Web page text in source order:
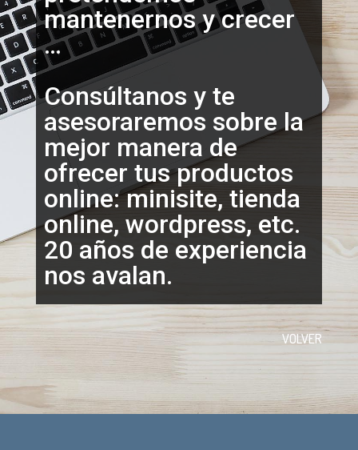
mantenernos y crecer
…
Consúltanos y te
asesoraremos sobre la
mejor manera de
ofrecer tus productos
online: minisite, tienda
online, wordpress, etc.
20 años de experiencia
nos avalan.
VOLVER